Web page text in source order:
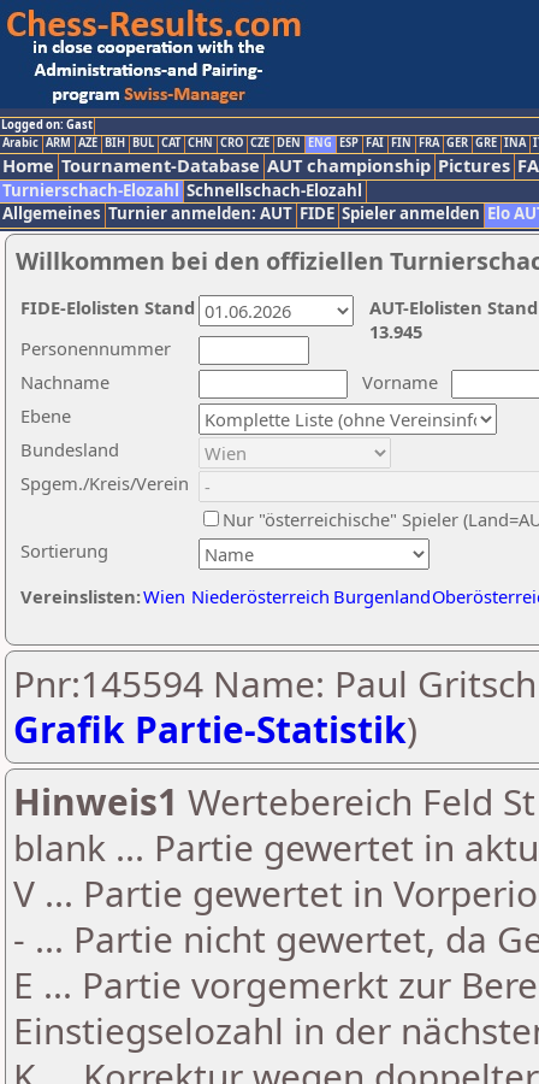
Logged on: Gast
Arabic ARM AZE BIH BUL CAT CHN CRO CZE DEN ENG ESP FAI FIN FRA GER GRE INA
Home Tournament-Database AUT championship Pictures
Turnierschach-Elozahl Schnellschach-Elozahl
Allgemeines Turnier anmelden: AUT FIDE Spieler anmelden Elo
Willkommen bei den offiziellen
Nachname
Vorname
Ebene
Sortierung
Personennummer
Bundesland
Spgem./Kreis/Verein
Nur "österreichische" Spieler
Vereinslisten:Wien Niederösterreich Burgenland
AUT-Elolisten
13.945
FIDE-Elolisten Stand
Pnr:145594 Name: Paul
Grafik Partie-Statistik)
Hinweis1 Wertebereich Feld
blank ... Partie gewertet in
V ... Partie gewertet in
- ... Partie nicht gewertet, da
E ... Partie vorgemerkt zur
Einstiegselozahl in der